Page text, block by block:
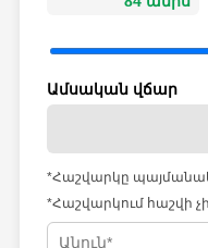
Ամսական վճար
*Հաշվարկը
*Հաշվարկում հաշվի